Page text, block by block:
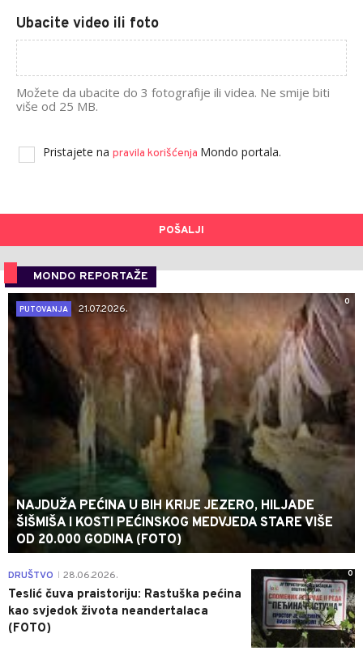
Ubacite video ili foto
Možete da ubacite do 3 fotografije ili videa. Ne smije biti
više od 25 MB.
Pristajete na pravila korišćenja Mondo portala.
POŠALJI
MONDO REPORTAŽE
0
PUTOVANJA
21.07.2026.
NAJDUŽA PEĆINA U BIH KRIJE JEZERO, HILJADE
ŠIŠMIŠA I KOSTI PEĆINSKOG MEDVJEDA STARE VIŠE
OD 20.000 GODINA (FOTO)
0
DRUŠTVO 28.06.2026.
Teslić čuva praistoriju: Rastuška pećina
kao svjedok života neandertalaca
(FOTO)